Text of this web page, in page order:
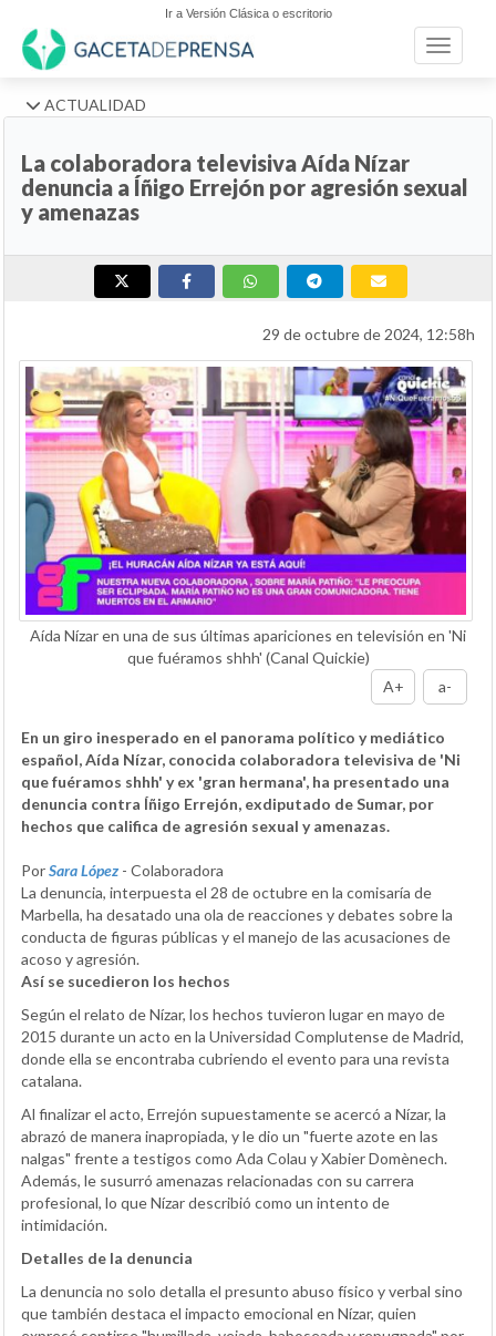
Ir a Versión Clásica o escritorio
Toggle
ACTUALIDAD
La colaboradora televisiva Aída Nízar
denuncia a Íñigo Errejón por agresión sexual
y amenazas
29 de octubre de 2024, 12:58h
Aída Nízar en una de sus últimas apariciones en televisión en 'Ni
que fuéramos shhh' (Canal Quickie)
A+
a-
En un giro inesperado en el panorama político y mediático
español, Aída Nízar, conocida colaboradora televisiva de 'Ni
que fuéramos shhh' y ex 'gran hermana', ha presentado una
denuncia contra Íñigo Errejón, exdiputado de Sumar, por
hechos que califica de agresión sexual y amenazas.
PorSara López - Colaboradora
La denuncia, interpuesta el 28 de octubre en la comisaría de
Marbella, ha desatado una ola de reacciones y debates sobre la
conducta de figuras públicas y el manejo de las acusaciones de
acoso y agresión.
Así se sucedieron los hechos
Según el relato de Nízar, los hechos tuvieron lugar en mayo de
2015 durante un acto en la Universidad Complutense de Madrid,
donde ella se encontraba cubriendo el evento para una revista
catalana.
Al finalizar el acto, Errejón supuestamente se acercó a Nízar, la
abrazó de manera inapropiada, y le dio un "fuerte azote en las
nalgas" frente a testigos como Ada Colau y Xabier Domènech.
Además, le susurró amenazas relacionadas con su carrera
profesional, lo que Nízar describió como un intento de
intimidación.
Detalles de la denuncia
La denuncia no solo detalla el presunto abuso físico y verbal sino
que también destaca el impacto emocional en Nízar, quien